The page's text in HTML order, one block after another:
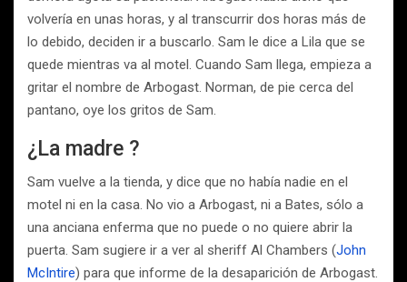
volvería en unas horas, y al transcurrir dos horas más de
lo debido, deciden ir a buscarlo. Sam le dice a Lila que se
quede mientras va al motel. Cuando Sam llega, empieza a
gritar el nombre de Arbogast. Norman, de pie cerca del
pantano, oye los gritos de Sam.
¿La madre ?
Sam vuelve a la tienda, y dice que no había nadie en el
motel ni en la casa. No vio a Arbogast, ni a Bates, sólo a
una anciana enferma que no puede o no quiere abrir la
puerta. Sam sugiere ir a ver al sheriff Al Chambers (John
McIntire) para que informe de la desaparición de Arbogast.